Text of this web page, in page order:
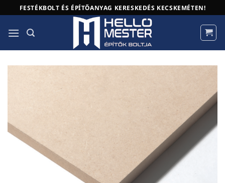
to
content
FESTÉKBOLT ÉS ÉPÍTŐANYAG KERESKEDÉS KECSKEMÉTEN!